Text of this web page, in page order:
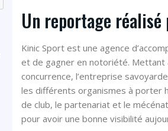
Un reportage
Kinic Sport est une agence
et de gagner en notoriété. Mettant
concurrence, l’entreprise
les différents organismes à porter
de club, le partenariat et le
pour avoir une bonne visibilité